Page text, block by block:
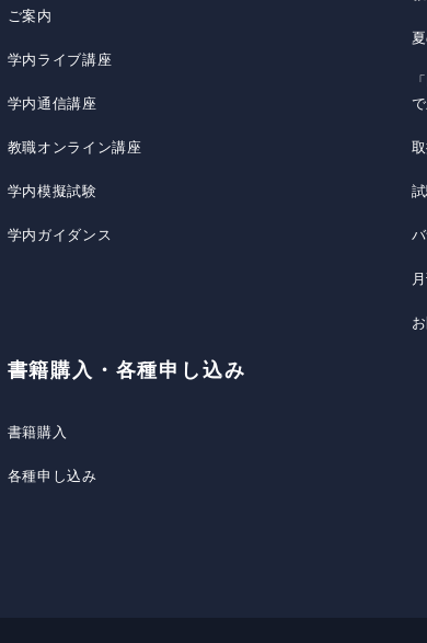
ご案内
学内ライブ講座
学内通信講座
教職オンライン講座
学内模擬試験
学内ガイダンス
書籍購入・各種申し込み
書籍購入
各種申し込み